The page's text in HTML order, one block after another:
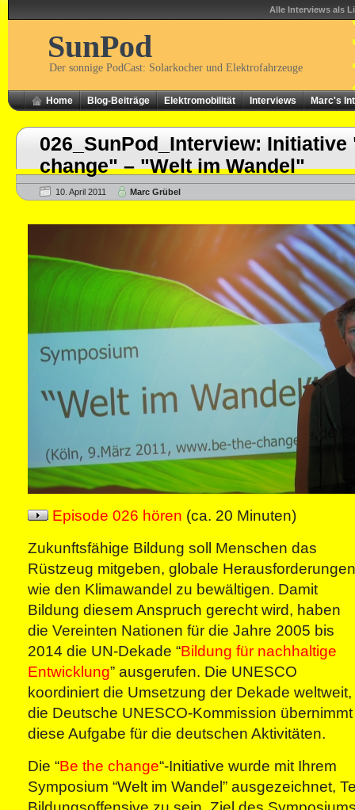
Alle Interviews als
SunPod
Der sonnige PodCast: Solarkocher und Elektrofahrzeuge
Home Blog-Beiträge Elektromobilität Interviews Marc's
026_SunPod_Interview: Initiative
change" – "Welt im Wandel"
10. April 2011 Marc Grübel
Episode 026 hören (ca. 20 Minuten)
Zukunftsfähige Bildung soll Menschen das
Rüstzeug mitgeben, globale Herausforderungen
wie den Klimawandel zu bewältigen. Damit
Bildung diesem Anspruch gerecht wird, haben
die Vereinten Nationen für die Jahre 2005 bis
2014 die UN-Dekade “Bildung für nachhaltige
Entwicklung” ausgerufen. Die UNESCO
koordiniert die Umsetzung der Dekade weltweit,
die Deutsche UNESCO-Kommission übernimmt
diese Aufgabe für die deutschen Aktivitäten.
Die “Be the change“-Initiative wurde mit Ihrem
Symposium “Welt im Wandel” ausgezeichnet,